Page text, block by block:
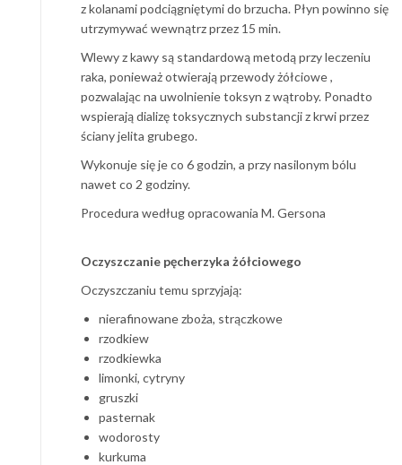
z kolanami podciągniętymi do brzucha. Płyn powinno się
utrzymywać wewnątrz przez 15 min.
Wlewy z kawy są standardową metodą przy leczeniu
raka, ponieważ otwierają przewody żółciowe ,
pozwalając na uwolnienie toksyn z wątroby. Ponadto
wspierają dializę toksycznych substancji z krwi przez
ściany jelita grubego.
Wykonuje się je co 6 godzin, a przy nasilonym bólu
nawet co 2 godziny.
Procedura według opracowania M. Gersona
Oczyszczanie pęcherzyka żółciowego
Oczyszczaniu temu sprzyjają:
nierafinowane zboża, strączkowe
rzodkiew
rzodkiewka
limonki, cytryny
gruszki
pasternak
wodorosty
kurkuma